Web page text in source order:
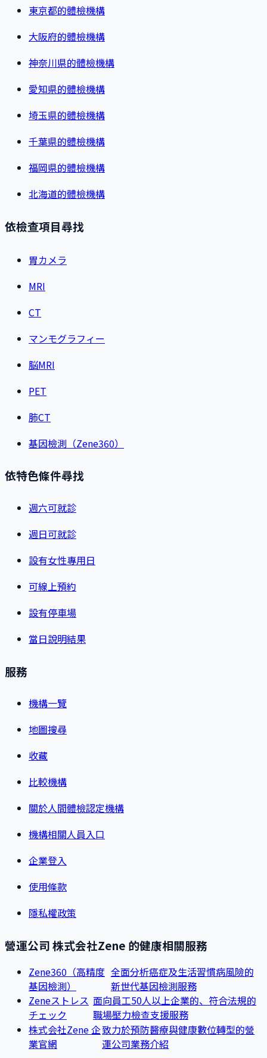
東京都的體檢機構
大阪府的體檢機構
神奈川県的體檢機構
愛知県的體檢機構
埼玉県的體檢機構
千葉県的體檢機構
福岡県的體檢機構
北海道的體檢機構
依檢查項目尋找
胃カメラ
MRI
CT
マンモグラフィー
脳MRI
PET
肺CT
基因檢測（Zene360）
依特色條件尋找
週六可就診
週日可就診
設有女性專用日
可線上預約
設有停車場
當日說明結果
服務
機構一覽
地圖搜尋
收藏
比較機構
關於人間體檢認定機構
機構相關人員入口
企業登入
使用條款
隱私權政策
營運公司 株式会社Zene 的健康相關服務
Zene360（高精度
基因檢測）
全面分析癌症及生活習慣病風險的
新世代基因檢測服務
Zeneストレス
チェック
面向員工50人以上企業的、符合法規的
職場壓力檢查支援服務
株式会社Zene 企
業官網
致力於預防醫療與健康數位轉型的營
運公司業務介紹